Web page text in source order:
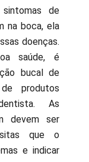
de
na boca, ela
doenças.
saúde, é
bucal de
produtos
As
devem ser
que o
e indicar